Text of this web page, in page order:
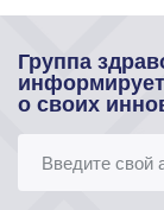
Группа
о своих